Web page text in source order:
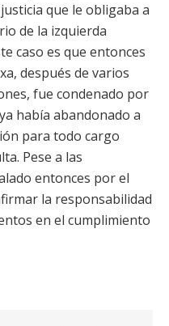
que le obligaba a
de la izquierda
caso es que entonces
después de varios
fue condenado por
había abandonado a
para todo cargo
Pese a las
entonces por el
la responsabilidad
en el cumplimiento